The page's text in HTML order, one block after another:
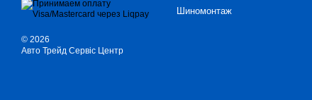
© 2026
Авто Трейд Сервіс Центр
Шиномонтаж